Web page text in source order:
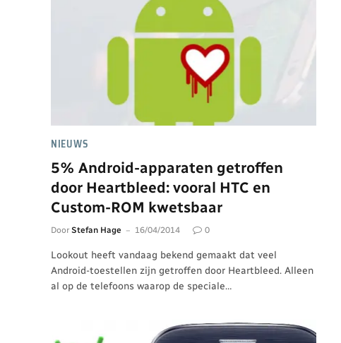
NIEUWS
5% Android-apparaten getroffen
door Heartbleed: vooral HTC en
Custom-ROM kwetsbaar
Door Stefan Hage 16/04/2014 0
Lookout heeft vandaag bekend gemaakt dat veel
Android-toestellen zijn getroffen door Heartbleed. Alleen
al op de telefoons waarop de speciale…